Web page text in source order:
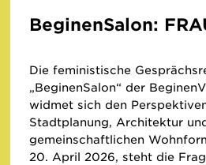
BeginenSalon:
Die feministische
„BeginenSalon“ der
widmet sich den
Stadtplanung, Architektur
gemeinschaftlichen
20. April 2026, steht die